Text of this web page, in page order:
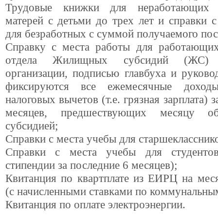
Трудовые книжки для неработающих
матерей с детьми до трех лет и справки
для безработных с суммой получаемого
Справку с места работы для
отдела Жилищных субсидий (ЖС)
организации, подписью главбуха и
фиксируются все ежемесячные
налоговых вычетов (т.е. грязная зарплата)
месяцев, предшествующих месяцу
субсидией;
Справки с места учебы для
Справки с места учебы для
стипендии за последние 6 месяцев);
Квитанция по квартплате из ЕИРЦ на
(с начисленными ставками по
Квитанция по оплате электроэнергии.